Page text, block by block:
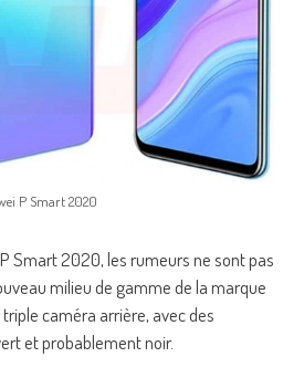
P Smart 2020
Smart 2020, les rumeurs ne sont pas
milieu de gamme de la marque
caméra arrière, avec des
et probablement noir.